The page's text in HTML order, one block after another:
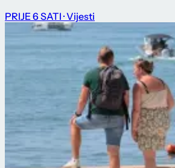
PRIJE 6 SATI · Vijesti